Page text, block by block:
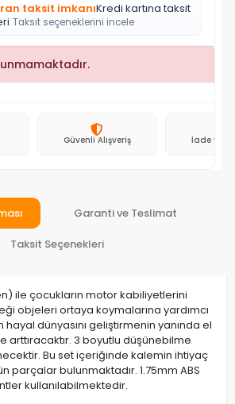
taksit imkanıKredi kartına taksit
Taksit seçeneklerini incele
Güvenli Alışveriş İade ve
Garanti ve Teslimat
Taksit Seçenekleri
ile çocukların motor kabiliyetlerini
objeleri ortaya koymalarına yardımcı
hayal dünyasını geliştirmenin yanında el
arttıracaktır. 3 boyutlu düşünebilme
Bu set içeriğinde kalemin ihtiyaç
parçalar bulunmaktadır. 1.75mm ABS
kullanılabilmektedir.